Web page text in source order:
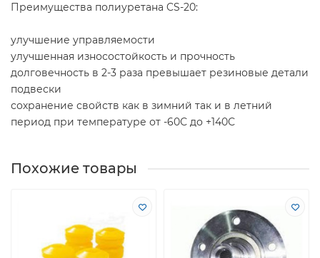
Преимущества полиуретана CS-20:
улучшение управляемости
улучшенная износостойкость и прочность
долговечность в 2-3 раза превышает резиновые детали
подвески
сохранение свойств как в зимний так и в летний
период при температуре от -60С до +140С
Похожие товары